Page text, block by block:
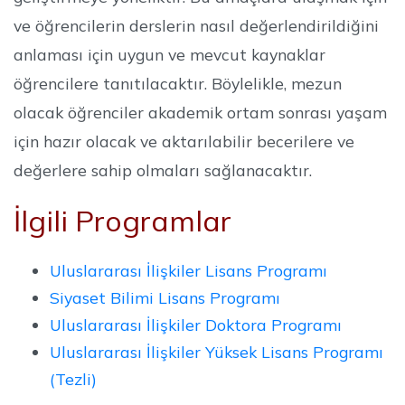
ve öğrencilerin derslerin nasıl değerlendirildiğini
anlaması için uygun ve mevcut kaynaklar
öğrencilere tanıtılacaktır. Böylelikle, mezun
olacak öğrenciler akademik ortam sonrası yaşam
için hazır olacak ve aktarılabilir becerilere ve
değerlere sahip olmaları sağlanacaktır.
İlgili Programlar
Uluslararası İlişkiler Lisans Programı
Siyaset Bilimi Lisans Programı
Uluslararası İlişkiler Doktora Programı
Uluslararası İlişkiler Yüksek Lisans Programı
(Tezli)